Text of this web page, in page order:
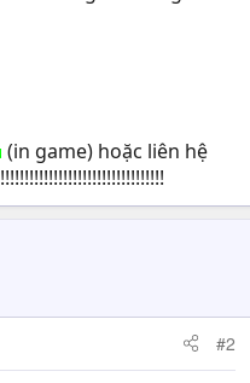
(in game) hoặc liên hệ
#2